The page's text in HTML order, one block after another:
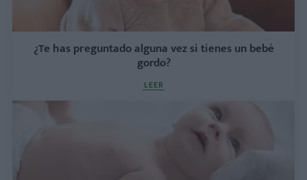
¿Te has preguntado alguna vez si tienes un bebé
gordo?
LEER